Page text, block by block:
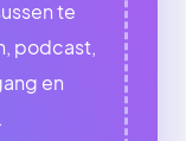
te
podcast,
en